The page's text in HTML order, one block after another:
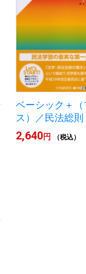
ベーシック＋（
ス）／民法総則
2,640円 （税込）